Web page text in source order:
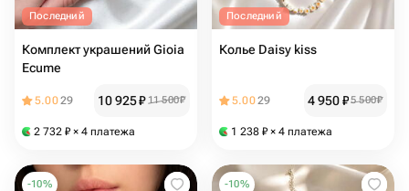
Последний
Комплект украшений Gioia
Ecume
5.0029 10 925₽ 11 500₽
2 732 ₽ × 4 платежа
Последний
Колье Daisy kiss
5.0029 4 950₽5 500₽
1 238 ₽ × 4 платежа
-10% -10%